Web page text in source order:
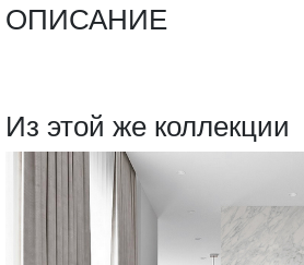
ОПИСАНИЕ
Из этой же коллекции